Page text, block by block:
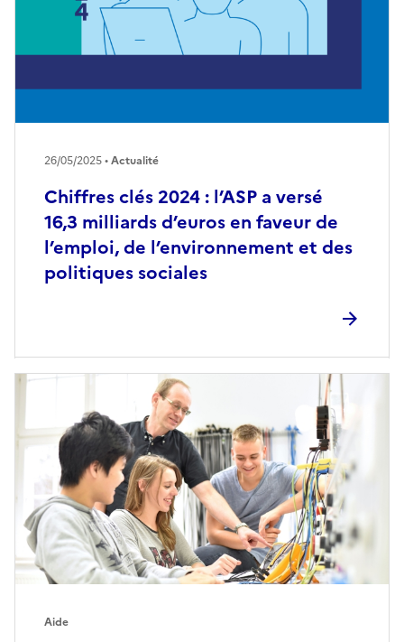
Chiffres clés 2024 : l’ASP a versé
16,3 milliards d’euros en faveur de
l’emploi, de l’environnement et des
politiques sociales
26/05/2025 •Actualité
Aide